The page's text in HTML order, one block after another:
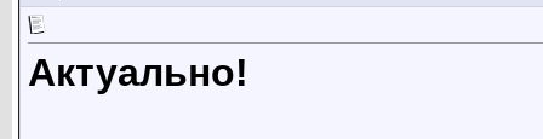
Актуально!